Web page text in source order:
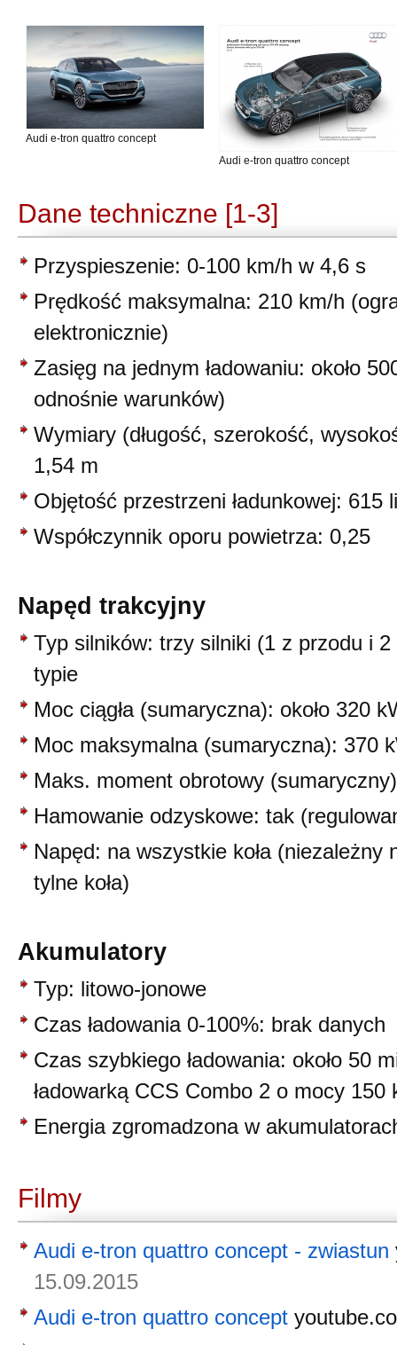
Audi e-tron quattro concept
Audi e-tron quattro concept
Dane techniczne [1-3]
Przyspieszenie: 0-100 km/h w 4,6 s
Prędkość maksymalna: 210 km/h
elektronicznie)
Zasięg na jednym ładowaniu: około
odnośnie warunków)
Wymiary (długość, szerokość,
1,54 m
Objętość przestrzeni ładunkowej: 615
Współczynnik oporu powietrza: 0,25
Napęd trakcyjny
Typ silników: trzy silniki (1 z przodu i 2
typie
Moc ciągła (sumaryczna): około 320
Moc maksymalna (sumaryczna): 370
Maks. moment obrotowy
Hamowanie odzyskowe: tak
Napęd: na wszystkie koła (niezależny
tylne koła)
Akumulatory
Typ: litowo-jonowe
Czas ładowania 0-100%: brak danych
Czas szybkiego ładowania: około 50
ładowarką CCS Combo 2 o mocy 150
Energia zgromadzona w
Filmy
Audi e-tron quattro concept - zwiastun
15.09.2015
Audi e-tron quattro concept